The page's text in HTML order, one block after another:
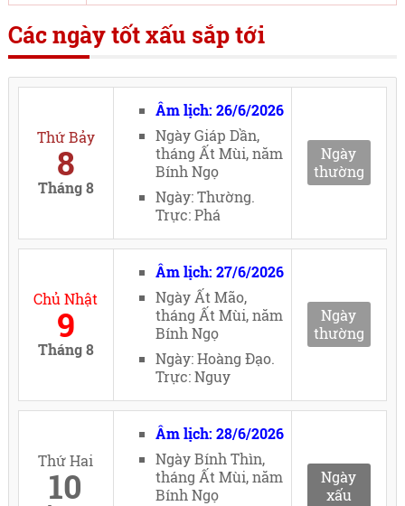
Các ngày tốt xấu sắp tới
Thứ Bảy
8
Tháng 8
Âm lịch: 26/6/2026
Ngày Giáp Dần,
tháng Ất Mùi, năm
Bính Ngọ
Ngày: Thường.
Trực: Phá
Ngày
thường
Chủ Nhật
9
Tháng 8
Âm lịch: 27/6/2026
Ngày Ất Mão,
tháng Ất Mùi, năm
Bính Ngọ
Ngày: Hoàng Đạo.
Trực: Nguy
Ngày
thường
Thứ Hai
10
Âm lịch: 28/6/2026
Ngày Bính Thìn,
tháng Ất Mùi, năm
Bính Ngọ
Ngày
xấu